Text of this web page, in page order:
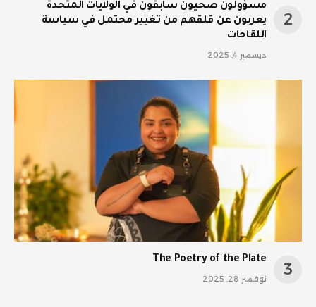
مسؤولون صحيون سابقون في الولايات المتحدة
يعربون عن قلقهم من تغيير محتمل في سياسة
اللقاحات
ديسمبر 4, 2025
The Poetry of the Plate
نوفمبر 28, 2025